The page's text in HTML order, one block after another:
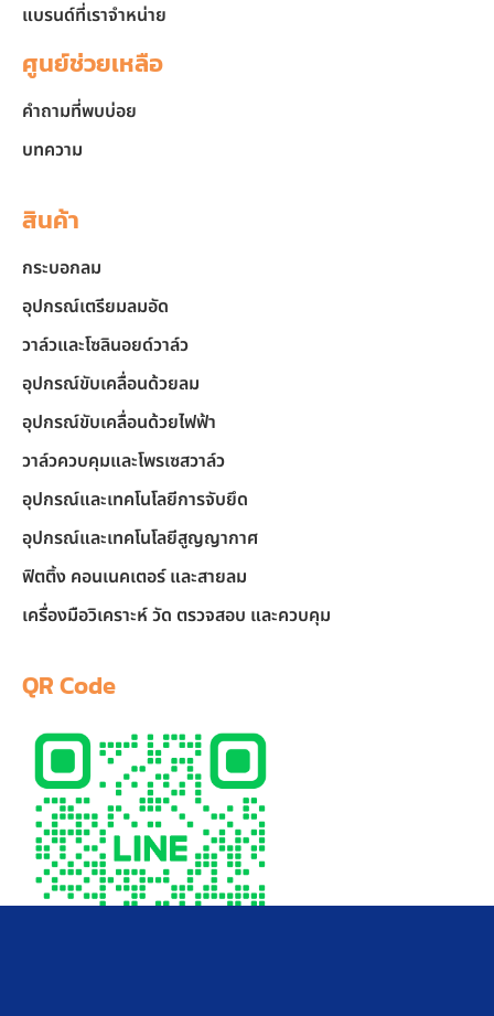
แบรนด์ที่เราจำหน่าย
ศูนย์ช่วยเหลือ
คำถามที่พบบ่อย
บทความ
สินค้า
กระบอกลม
อุปกรณ์เตรียมลมอัด
วาล์วและโซลินอยด์วาล์ว
อุปกรณ์ขับเคลื่อนด้วยลม
อุปกรณ์ขับเคลื่อนด้วยไฟฟ้า
วาล์วควบคุมและโพรเซสวาล์ว
อุปกรณ์และเทคโนโลยีการจับยึด
อุปกรณ์และเทคโนโลยีสูญญากาศ
ฟิตติ้ง คอนเนคเตอร์ และสายลม
เครื่องมือวิเคราะห์ วัด ตรวจสอบ และควบคุม
QR Code